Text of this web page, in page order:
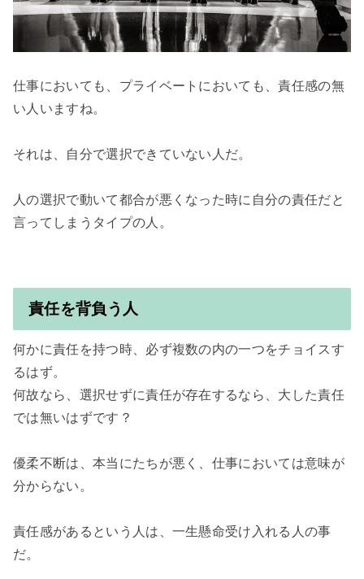
仕事においても、プライベートにおいても、責任感の無
い人いますね。
それは、自分で選択できていない人だ。
人の選択で動いて都合が悪くなった時に自分の責任だと
責任を背負う人
何かに責任を持つ時、必ず複数の内の一つをチョイスす
るはず。
何故なら、選択せずに責任が存在するなら、大した責任
では無いはずです？
優柔不断は、本当にたちが悪く、仕事においては意味が
分からない。
責任感があるという人は、一生懸命受け入れる人の事
だ。